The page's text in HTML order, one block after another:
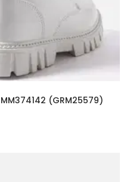
(GRM25579)